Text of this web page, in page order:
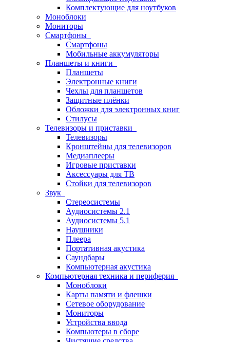
Комплектующие для ноутбуков
Моноблоки
Мониторы
Смартфоны
Смартфоны
Мобильные аккумуляторы
Планшеты и книги
Планшеты
Электронные книги
Чехлы для планшетов
Защитные плёнки
Обложки для электронных книг
Стилусы
Телевизоры и приставки
Телевизоры
Кронштейны для телевизоров
Медиаплееры
Игровые приставки
Аксессуары для ТВ
Стойки для телевизоров
Звук
Стереосистемы
Аудиосистемы 2.1
Аудиосистемы 5.1
Наушники
Плеера
Портативная акустика
Саундбары
Компьютерная акустика
Компьютерная техника и периферия
Моноблоки
Карты памяти и флешки
Сетевое оборудование
Мониторы
Устройства ввода
Компьютеры в сборе